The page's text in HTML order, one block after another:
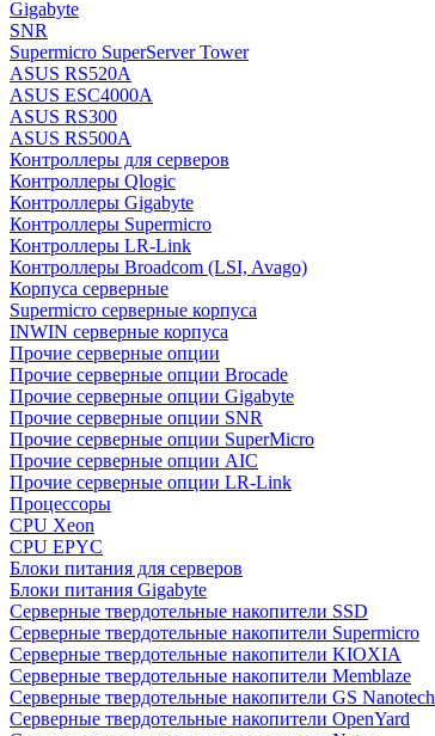
Gigabyte
SNR
Supermicro SuperServer Tower
ASUS RS520A
ASUS ESC4000A
ASUS RS300
ASUS RS500A
Контроллеры для серверов
Контроллеры Qlogic
Контроллеры Gigabyte
Контроллеры Supermicro
Контроллеры LR-Link
Контроллеры Broadcom (LSI, Avago)
Корпуса серверные
Supermicro серверные корпуса
INWIN серверные корпуса
Прочие серверные опции
Прочие серверные опции Brocade
Прочие серверные опции Gigabyte
Прочие серверные опции SNR
Прочие серверные опции SuperMicro
Прочие серверные опции AIC
Прочие серверные опции LR-Link
Процессоры
CPU Xeon
CPU EPYC
Блоки питания для серверов
Блоки питания Gigabyte
Серверные твердотельные накопители SSD
Cерверные твердотельные накопители Supermicro
Cерверные твердотельные накопители KIOXIA
Cерверные твердотельные накопители Memblaze
Cерверные твердотельные накопители GS Nanotech
Серверные твердотельные накопители OpenYard